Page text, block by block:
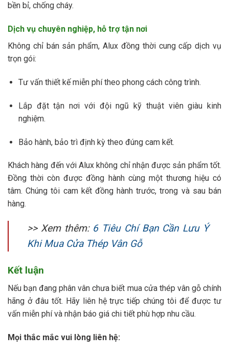
bền bỉ, chống cháy.
Dịch vụ chuyên nghiệp, hỗ trợ tận nơi
Không chỉ bán sản phẩm, Alux đồng thời cung cấp dịch vụ
trọn gói:
Tư vấn thiết kế miễn phí theo phong cách công trình.
Lắp đặt tận nơi với đội ngũ kỹ thuật viên giàu kinh
nghiệm.
Bảo hành, bảo trì định kỳ theo đúng cam kết.
Khách hàng đến với Alux không chỉ nhận được sản phẩm tốt.
Đồng thời còn được đồng hành cùng một thương hiệu có
tâm. Chúng tôi cam kết đồng hành trước, trong và sau bán
hàng.
>> Xem thêm: 6 Tiêu Chí Bạn Cần Lưu Ý
Khi Mua Cửa Thép Vân Gỗ
Kết luận
Nếu bạn đang phân vân chưa biết mua cửa thép vân gỗ chính
hãng ở đâu tốt. Hãy liên hệ trực tiếp chúng tôi để được tư
vấn miễn phí và nhận báo giá chi tiết phù hợp nhu cầu.
Mọi thắc mắc vui lòng liên hệ: